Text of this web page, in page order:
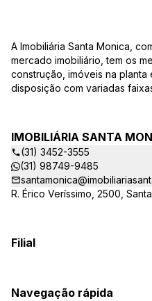
A Imobiliária Santa Monica,
mercado imobiliário, tem os
construção, imóveis na
disposição com variadas
ao CRECI-EE – estarão
todas as suas dúvidas sobre
salas comerciais e outros
vantagens que a Imobiliária
Parcerias com várias
Acompanhamento e
principais portais de imóveis;
procurar meu imóvel? A
IMOBILIÁRIA SANTA
(31) 3452-3555
(31) 98749-9485
R. Érico Veríssimo, 2500,
Filial
Navegação rápida